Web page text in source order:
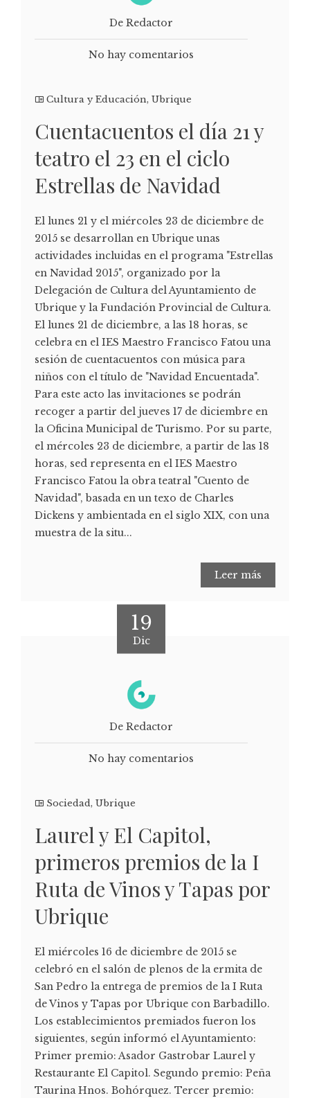
De Redactor
No hay comentarios
Cultura y Educación, Ubrique
Cuentacuentos el día 21 y
teatro el 23 en el ciclo
Estrellas de Navidad
El lunes 21 y el miércoles 23 de diciembre de
2015 se desarrollan en Ubrique unas
actividades incluidas en el programa "Estrellas
en Navidad 2015", organizado por la
Delegación de Cultura del Ayuntamiento de
Ubrique y la Fundación Provincial de Cultura.
El lunes 21 de diciembre, a las 18 horas, se
celebra en el IES Maestro Francisco Fatou una
sesión de cuentacuentos con música para
niños con el título de "Navidad Encuentada".
Para este acto las invitaciones se podrán
recoger a partir del jueves 17 de diciembre en
la Oficina Municipal de Turismo. Por su parte,
el mércoles 23 de diciembre, a partir de las 18
horas, sed representa en el IES Maestro
Francisco Fatou la obra teatral "Cuento de
Navidad", basada en un texo de Charles
Dickens y ambientada en el siglo XIX, con una
muestra de la situ...
Leer más
19
Dic
De Redactor
No hay comentarios
Sociedad, Ubrique
Laurel y El Capitol,
primeros premios de la I
Ruta de Vinos y Tapas por
Ubrique
El miércoles 16 de diciembre de 2015 se
celebró en el salón de plenos de la ermita de
San Pedro la entrega de premios de la I Ruta
de Vinos y Tapas por Ubrique con Barbadillo.
Los establecimientos premiados fueron los
siguientes, según informó el Ayuntamiento:
Primer premio: Asador Gastrobar Laurel y
Restaurante El Capitol. Segundo premio: Peña
Taurina Hnos. Bohórquez. Tercer premio: